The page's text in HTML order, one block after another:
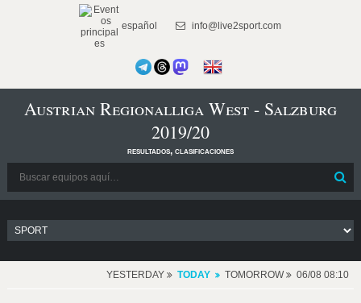
español info@live2sport.com
Austrian Regionalliga West - Salzburg
2019/20
resultados, clasificaciones
YESTERDAY TODAY TOMORROW 06/08 08:10